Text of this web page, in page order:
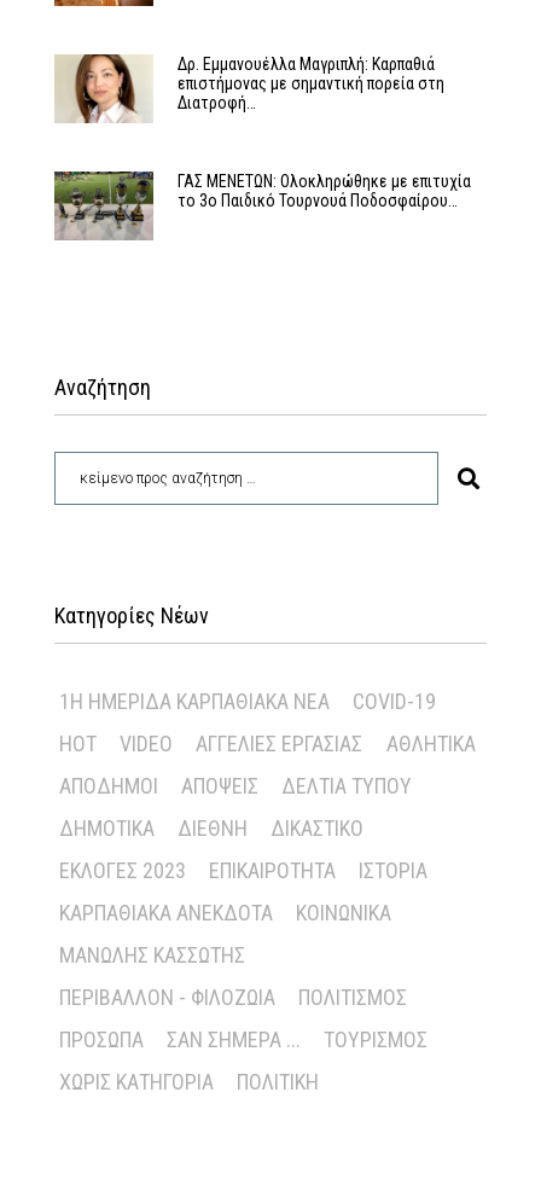
Δρ. Εμμανουέλλα Μαγριπλή: Καρπαθιά
επιστήμονας με σημαντική πορεία στη
Διατροφή…
ΓΑΣ ΜΕΝΕΤΩΝ: Ολοκληρώθηκε με επιτυχία
το 3ο Παιδικό Τουρνουά Ποδοσφαίρου…
Αναζήτηση
Κατηγορίες Νέων
1Η ΗΜΕΡΊΔΑ ΚΑΡΠΑΘΙΑΚΆ ΝΈΑ
COVID-19
HOT
VIDEO ΑΓΓΕΛΊΕΣ ΕΡΓΑΣΊΑΣ
ΑΘΛΗΤΙΚΆ
ΑΠΌΔΗΜΟΙ
ΑΠΌΨΕΙΣ
ΔΕΛΤΊΑ ΤΎΠΟΥ
ΔΗΜΟΤΙΚΆ
ΔΙΕΘΝΉ
ΔΙΚΑΣΤΙΚΌ
ΕΚΛΟΓΈΣ 2023
ΕΠΙΚΑΙΡΌΤΗΤΑ
ΙΣΤΟΡΊΑ
ΚΑΡΠΑΘΙΑΚΆ ΑΝΈΚΔΟΤΑ
ΚΟΙΝΩΝΙΚΆ
ΜΑΝΏΛΗΣ ΚΑΣΣΏΤΗΣ
ΠΕΡΙΒΆΛΛΟΝ - ΦΙΛΟΖΩΊΑ
ΠΟΛΙΤΙΣΜΌΣ
ΠΡΌΣΩΠΑ
ΣΑΝ ΣΉΜΕΡΑ ...
ΤΟΥΡΙΣΜΌΣ
ΧΩΡΊΣ ΚΑΤΗΓΟΡΊΑ
ΠΟΛΙΤΙΚΉ